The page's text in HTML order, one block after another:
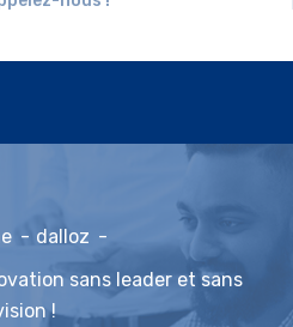
dalloz
sans leader et sans
!